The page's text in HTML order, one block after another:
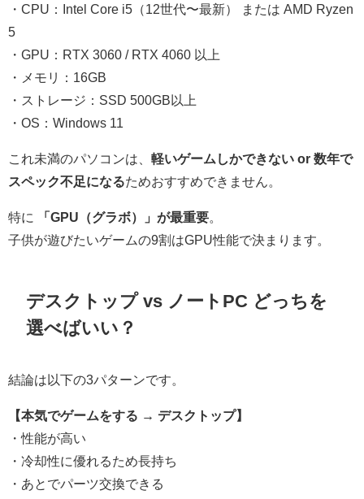
・CPU：Intel Core i5（12世代〜最新） または AMD Ryzen
5
・GPU：RTX 3060 / RTX 4060 以上
・メモリ：16GB
・ストレージ：SSD 500GB以上
・OS：Windows 11
これ未満のパソコンは、 軽いゲームしかできない or 数年で
スペック不足になるためおすすめできません。
特に 「GPU（グラボ）」が最重要
子供が遊びたいゲームの9割はGPU性能で決まります。
デスクトップ vs ノートPC どっちを
選べばいい？
結論は以下の3パターンです。
【本気でゲームをする → デスクトップ】
・性能が高い
・冷却性に優れるため長持ち
・あとでパーツ交換できる